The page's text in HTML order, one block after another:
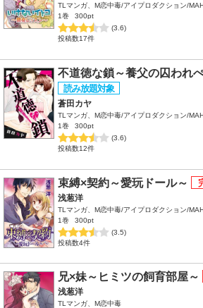
TLマンガ、M恋中毒/アイプロダクション/
1巻
300pt
(3.6)
投稿数17件
不道徳な鎖～養父の囚われ
蒼田カヤ
TLマンガ、M恋中毒/アイプロダクション/
1巻
300pt
(3.6)
投稿数12件
束縛×契約～愛玩ドール～
浅葱洋
TLマンガ、M恋中毒/アイプロダクション/
1巻
300pt
(3.5)
投稿数4件
兄×妹～ヒミツの飼育部屋～
浅葱洋
TLマンガ、M恋中毒